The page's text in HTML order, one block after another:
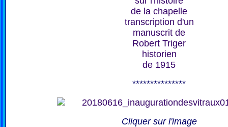
de la chapelle
transcription d'un
manuscrit de
Robert Triger
historien
de 1915
***************
Cliquer sur l'image